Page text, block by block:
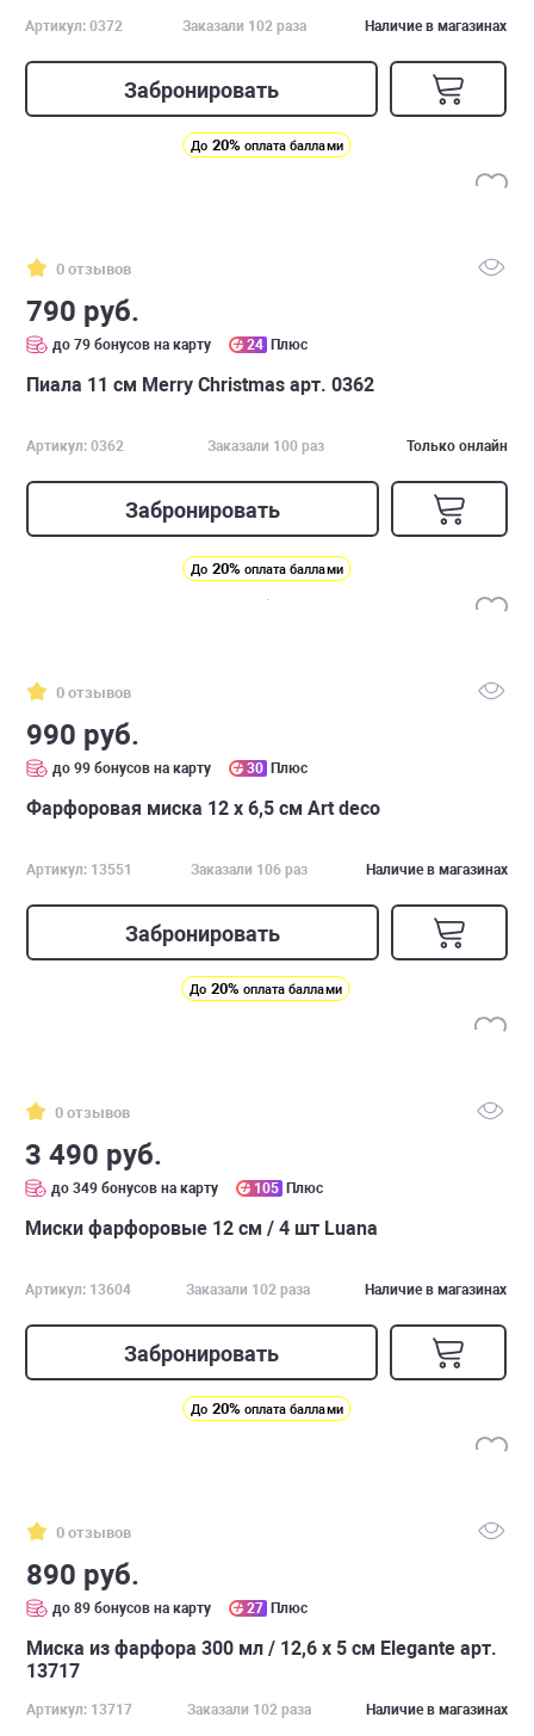
Артикул: 0372 Заказали 102 раза Наличие в магазинах
Забронировать
До 20% оплата баллами
0 отзывов
790 руб.
до 79 бонусов на карту 24 Плюс
Пиала 11 см Merry Christmas арт. 0362
Артикул: 0362 Заказали 100 раз Только онлайн
Забронировать
До 20% оплата баллами
0 отзывов
990 руб.
до 99 бонусов на карту 30 Плюс
Фарфоровая миска 12 х 6,5 см Art deco
Артикул: 13551 Заказали 106 раз Наличие в магазинах
Забронировать
До 20% оплата баллами
0 отзывов
3 490 руб.
до 349 бонусов на карту 105 Плюс
Миски фарфоровые 12 см / 4 шт Luana
Артикул: 13604 Заказали 102 раза Наличие в магазинах
Забронировать
До 20% оплата баллами
0 отзывов
890 руб.
до 89 бонусов на карту 27 Плюс
Миска из фарфора 300 мл / 12,6 х 5 см Elegante арт.
13717
Артикул: 13717 Заказали 102 раза Наличие в магазинах